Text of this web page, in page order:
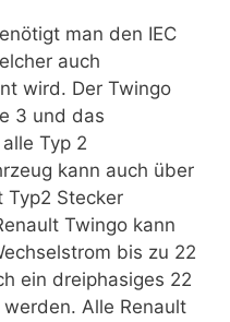
man den IEC
auch
wird. Der Twingo
3 und das
Typ 2
kann auch über
Typ2 Stecker
Twingo kann
bis zu 22
ein dreiphasiges 22
Alle Renault